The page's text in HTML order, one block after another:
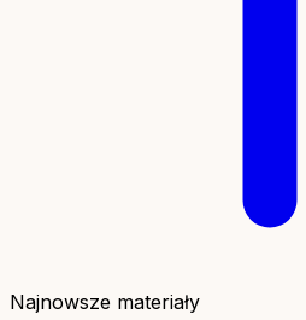
Najnowsze materiały